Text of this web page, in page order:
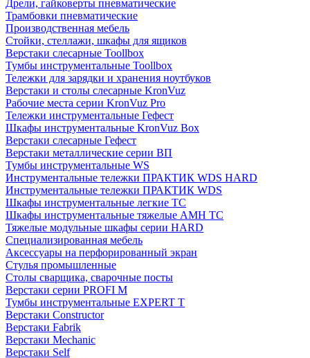
Дрели, гайковерты пневматические
Трамбовки пневматические
Производственная мебель
Стойки, стеллажи, шкафы для ящиков
Верстаки слесарные Toollbox
Тумбы инструментальные Toollbox
Тележки для зарядки и хранения ноутбуков
Верстаки и столы слесарные KronVuz
Рабочие места серии KronVuz Pro
Тележки инструментальные Гефест
Шкафы инструментальные KronVuz Box
Верстаки слесарные Гефест
Верстаки металлические серии ВП
Тумбы инструментальные WS
Инструментальные тележки ПРАКТИК WDS HARD
Инструментальные тележки ПРАКТИК WDS
Шкафы инструментальные легкие ТС
Шкафы инструментальные тяжелые AMH TC
Тяжелые модульные шкафы серии HARD
Cпециализированная мебель
Аксессуары на перфорированный экран
Стулья промышленные
Столы сварщика, сварочные посты
Верстаки серии PROFI M
Тумбы инструментальные EXPERT T
Верстаки Constructor
Верстаки Fabrik
Верстаки Mechanic
Верстаки Self